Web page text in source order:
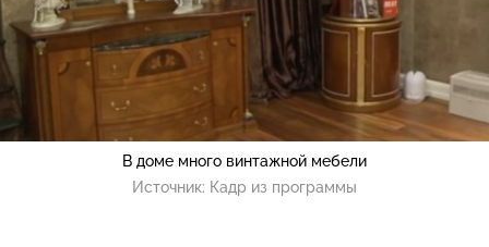
В доме много винтажной мебели
Источник: Кадр из программы